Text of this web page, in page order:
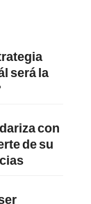
será la
con
de su